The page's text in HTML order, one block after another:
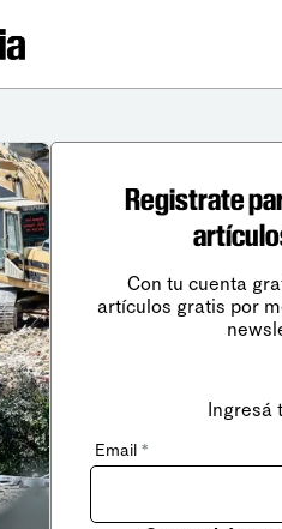
Registrate
Con tu cuenta
artículos gratis por
Ingresá
Email *